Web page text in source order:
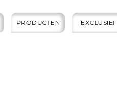
PRODUCTEN EXCLUSIEF